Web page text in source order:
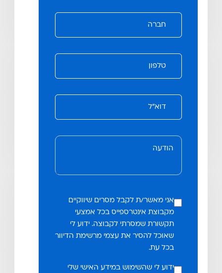
אני מאשר/ת לקבל מסרים שיווקיים
מקבוצת אינטרספייס בכל אמצעי
תקשורת שמסרתי לקבוצה. ידוע לי
שאוכל להסיר את עצמי מרשימת הדיוור
בכל עת.
ידוע לי שהשימוש במידע האישי שלי